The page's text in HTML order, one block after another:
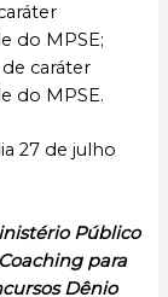
do MPSE;
caráter
do MPSE.
27 de julho
Público
para
Dênio